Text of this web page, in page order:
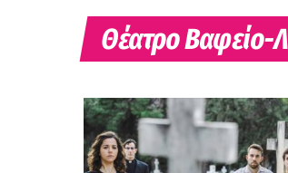
Θέατρο Βαφείο-